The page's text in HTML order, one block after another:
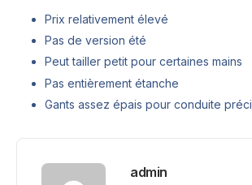
Prix relativement élevé
Pas de version été
Peut tailler petit pour certaines mains
Pas entièrement étanche
Gants assez épais pour conduite
admin